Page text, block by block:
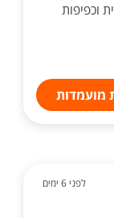
וכפיפות
מועמדות
לפני 6 ימים